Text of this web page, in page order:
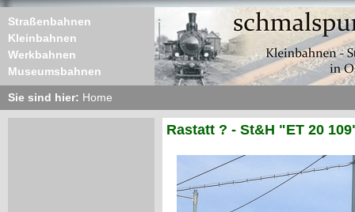
Straßenbahnen
Kleinbahnen
Werkbahnen
Museumsbahnen
Sie sind hier: Home
Rastatt ? - St&H "ET 20